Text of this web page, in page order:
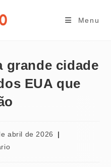
Menu
grande cidade
EUA que
abril de 2026